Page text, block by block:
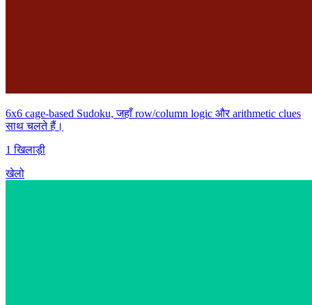
6x6 cage-based Sudoku, जहाँ row/column logic और arithmetic clues
साथ चलते हैं।
1 खिलाड़ी
खेलो